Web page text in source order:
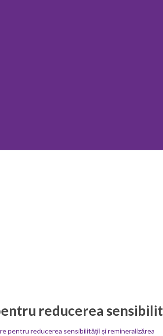
reducerea
pentru reducerea sensibilității și remineralizărea